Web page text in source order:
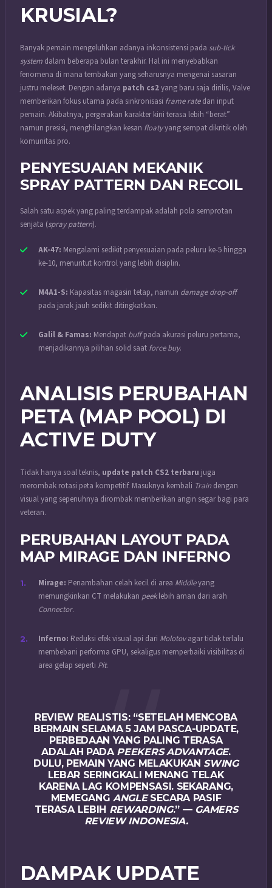
KRUSIAL?
Banyak pemain mengeluhkan adanya inkonsistensi pada sub-tick
system dalam beberapa bulan terakhir. Hal ini menyebabkan
fenomena di mana tembakan yang seharusnya mengenai sasaran
justru meleset. Dengan adanya patch cs2yang baru saja dirilis, Valve
memberikan fokus utama pada sinkronisasi frame ratedan input
pemain. Akibatnya, pergerakan karakter kini terasa lebih “berat”
namun presisi, menghilangkan kesan floatyyang sempat dikritik oleh
komunitas pro.
PENYESUAIAN MEKANIK
SPRAY PATTERN DAN RECOIL
Salah satu aspek yang paling terdampak adalah pola semprotan
senjata (spray pattern).
AK-47: Mengalami sedikit penyesuaian pada peluru ke-5 hingga
ke-10, menuntut kontrol yang lebih disiplin.
M4A1-S: Kapasitas magasin tetap, namun damage drop-off
pada jarak jauh sedikit ditingkatkan.
Galil & Famas: Mendapat buffpada akurasi peluru pertama,
menjadikannya pilihan solid saat force buy.
ANALISIS PERUBAHAN
PETA (MAP POOL) DI
ACTIVE DUTY
Tidak hanya soal teknis, update patch CS2 terbaru juga
merombak rotasi peta kompetitif. Masuknya kembali Train dengan
visual yang sepenuhnya dirombak memberikan angin segar bagi para
veteran.
PERUBAHAN LAYOUT PADA
MAP MIRAGE DAN INFERNO
Mirage: Penambahan celah kecil di area Middleyang
memungkinkan CT melakukan peeklebih aman dari arah
Connector.
Inferno: Reduksi efek visual api dari Molotovagar tidak terlalu
membebani performa GPU, sekaligus memperbaiki visibilitas di
area gelap seperti Pit.
REVIEW REALISTIS:“SETELAH MENCOBA
BERMAIN SELAMA 5 JAM PASCA-UPDATE,
PERBEDAAN YANG PALING TERASA
ADALAH PADA PEEKERS ADVANTAGE.
DULU, PEMAIN YANG MELAKUKAN SWING
LEBAR SERINGKALI MENANG TELAK
KARENA LAG KOMPENSASI. SEKARANG,
MEMEGANG ANGLESECARA PASIF
TERASA LEBIH REWARDING.” — GAMERS
REVIEW INDONESIA.
DAMPAK UPDATE